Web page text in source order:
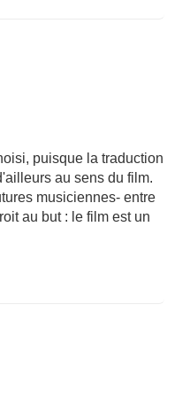
puisque la traduction
au sens du film.
musiciennes- entre
au but : le film est un